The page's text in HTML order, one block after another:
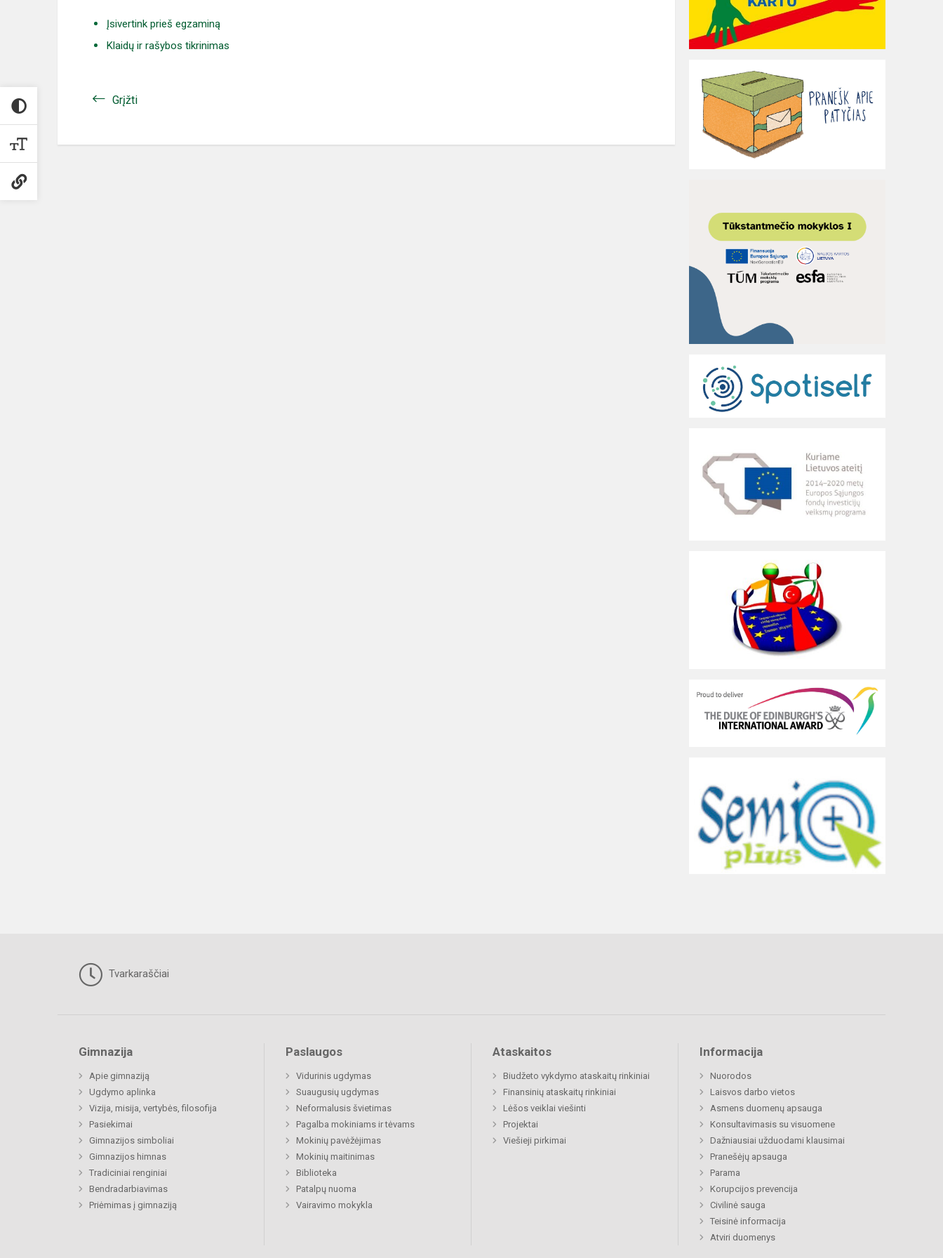
Įsivertink prieš egzaminą
Klaidų ir rašybos tikrinimas
Grįžti
Tvarkaraščiai
Gimnazija
Apie gimnaziją
Ugdymo aplinka
Vizija, misija, vertybės, filosofija
Pasiekimai
Gimnazijos simboliai
Gimnazijos himnas
Tradiciniai renginiai
Bendradarbiavimas
Priėmimas į gimnaziją
Paslaugos
Vidurinis ugdymas
Suaugusių ugdymas
Neformalusis švietimas
Pagalba mokiniams ir tėvams
Mokinių pavėžėjimas
Mokinių maitinimas
Biblioteka
Patalpų nuoma
Vairavimo mokykla
Ataskaitos
Biudžeto vykdymo ataskaitų rinkiniai
Finansinių ataskaitų rinkiniai
Lėšos veiklai viešinti
Projektai
Viešieji pirkimai
Informacija
Nuorodos
Laisvos darbo vietos
Asmens duomenų apsauga
Konsultavimasis su visuomene
Dažniausiai užduodami klausimai
Pranešėjų apsauga
Parama
Korupcijos prevencija
Civilinė sauga
Teisinė informacija
Atviri duomenys